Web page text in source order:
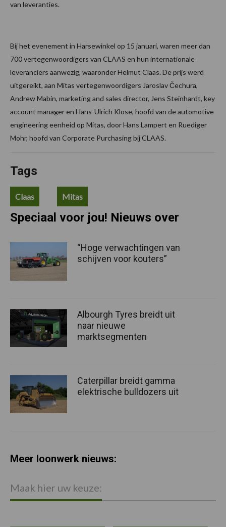
van leveranties.
Bij het evenement in Harsewinkel op 15 januari, waren meer dan
700 vertegenwoordigers van CLAAS en hun internationale
leveranciers aanwezig, waaronder Helmut Claas. De prijs werd
uitgereikt, aan Mitas vertegenwoordigers Jaroslav Čechura,
Andrew Mabin, marketing and sales director, Jens Steinhardt, key
account manager en Hans-Ulrich Klose, hoofd van de automotive
engineering eenheid op Mitas, door Hans Lampert en Ruediger
Mohr, hoofd van Corporate Purchasing bij CLAAS.
Tags
Claas Mitas
Speciaal voor jou! Nieuws over
“Hoge verwachtingen van
schijven voor kouters”
Albourgh Tyres breidt uit
naar nieuwe
marktsegmenten
Caterpillar breidt gamma
elektrische bulldozers uit
Meer loonwerk nieuws:
Maak hier uw keuze: